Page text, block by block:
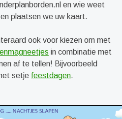
en wie weet
plaatsen we uw kaart.
ook voor kiezen om met
in combinatie met
af te tellen! Bijvoorbeeld
setje feestdagen.